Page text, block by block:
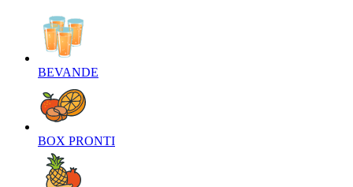
BEVANDE‎
BOX PRONTI‎